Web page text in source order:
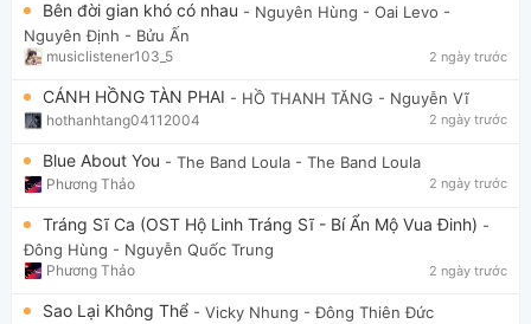
Bên đời gian khó có nhau - Nguyên Hùng - Oai Levo -
Nguyên Định - Bửu Ấn
musiclistener103_5 2 ngày trước
CÁNH HỒNG TÀN PHAI - HỒ THANH TĂNG - Nguyễn Vĩ
hothanhtang04112004 2 ngày trước
Blue About You - The Band Loula - The Band Loula
Phương Thảo 2 ngày trước
Tráng Sĩ Ca (OST Hộ Linh Tráng Sĩ - Bí Ẩn Mộ Vua Đinh) -
Đông Hùng - Nguyễn Quốc Trung
Phương Thảo 2 ngày trước
Sao Lại Không Thể - Vicky Nhung - Đông Thiên Đức